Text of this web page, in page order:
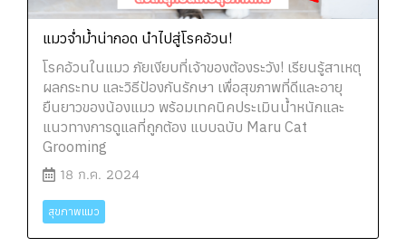
แมวจ่ำม้ำน่ากอด นำไปสู่โรคอ้วน!
โรคอ้วนในแมว ภัยเงียบที่เจ้าของต้องระวัง! เรียนรู้สาเหตุ
ผลกระทบ และวิธีป้องกันรักษา เพื่อสุขภาพที่ดีและอายุ
ยืนยาวของน้องแมว พร้อมเทคนิคประเมินน้ำหนักและ
แนวทางการดูแลที่ถูกต้อง แบบฉบับ Maru Cat
Grooming
18 ก.ค. 2024
สุขภาพแมว